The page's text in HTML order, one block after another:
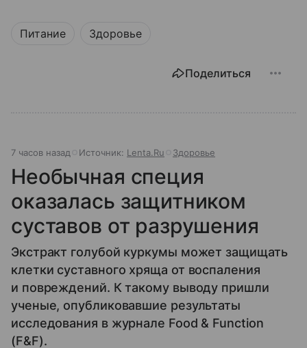
Питание Здоровье
Поделиться
7 часов назад Источник: Lenta.Ru Здоровье
Необычная специя
оказалась защитником
суставов от разрушения
Экстракт голубой куркумы может защищать
клетки суставного хряща от воспаления
и повреждений. К такому выводу пришли
ученые, опубликовавшие результаты
исследования в журнале Food & Function
(F&F).